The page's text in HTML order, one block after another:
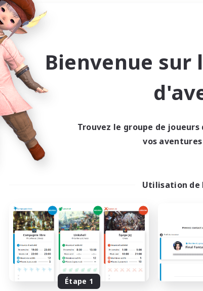
trouvé(s) !
semaine
Réessayez
Bienvenue sur
Trouvez le groupe de
vos aventures
Utilisation de
Étape 1